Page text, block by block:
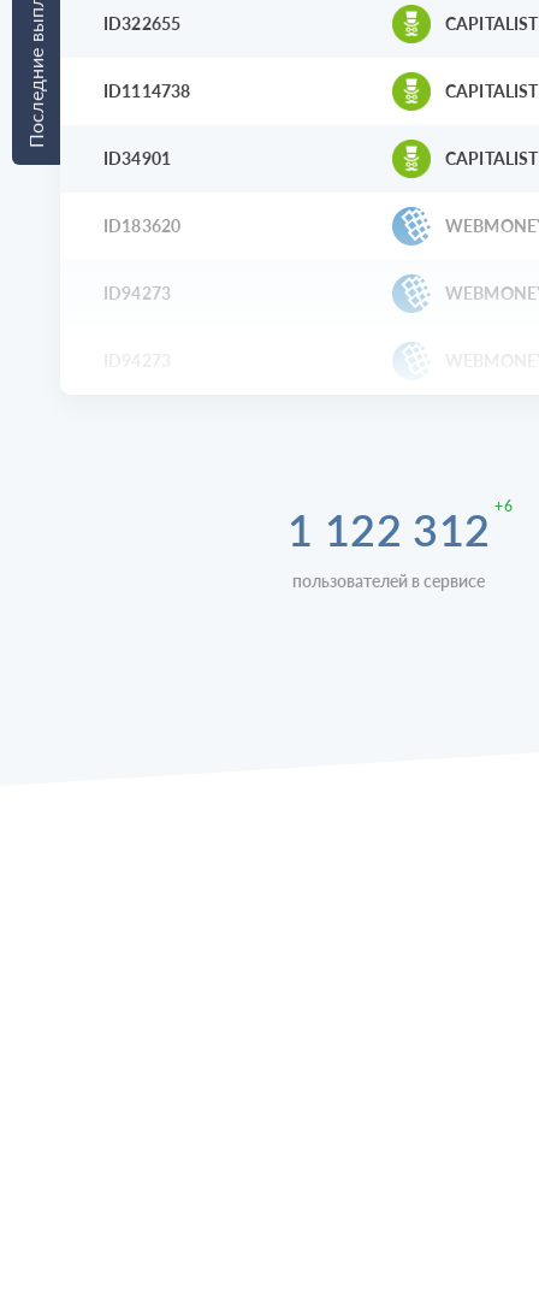
ID322655 CAPITALIST
ID1114738 CAPITALIST
ID34901 CAPITALIST
ID183620
ID94273
1 122 312 +6
пользователей в сервисе